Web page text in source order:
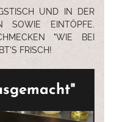
UND IN DER
SOWIE EINTÖPFE.
"WIE BEI
FRISCH!